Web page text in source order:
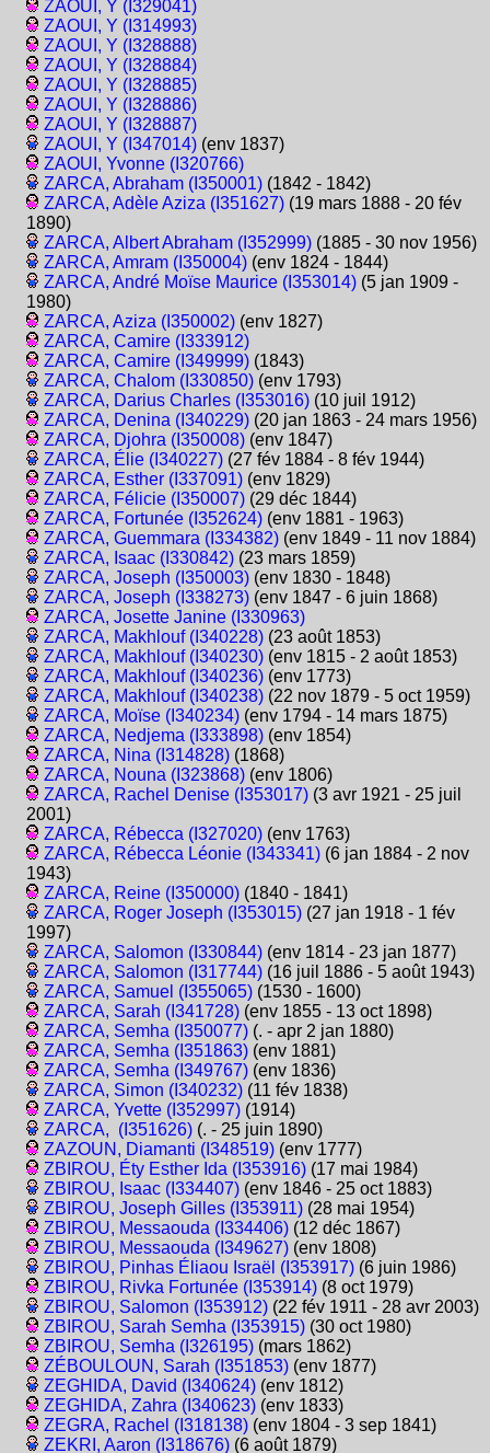
ZAOUI, Y (I329041)
ZAOUI, Y (I314993)
ZAOUI, Y (I328888)
ZAOUI, Y (I328884)
ZAOUI, Y (I328885)
ZAOUI, Y (I328886)
ZAOUI, Y (I328887)
ZAOUI, Y (I347014) (env 1837)
ZAOUI, Yvonne (I320766)
ZARCA, Abraham (I350001) (1842 - 1842)
ZARCA, Adèle Aziza (I351627) (19 mars 1888 - 20 fév
1890)
ZARCA, Albert Abraham (I352999) (1885 - 30 nov 1956)
ZARCA, Amram (I350004) (env 1824 - 1844)
ZARCA, André Moïse Maurice (I353014) (5 jan 1909 -
1980)
ZARCA, Aziza (I350002) (env 1827)
ZARCA, Camire (I333912)
ZARCA, Camire (I349999) (1843)
ZARCA, Chalom (I330850) (env 1793)
ZARCA, Darius Charles (I353016) (10 juil 1912)
ZARCA, Denina (I340229) (20 jan 1863 - 24 mars 1956)
ZARCA, Djohra (I350008) (env 1847)
ZARCA, Élie (I340227) (27 fév 1884 - 8 fév 1944)
ZARCA, Esther (I337091) (env 1829)
ZARCA, Félicie (I350007) (29 déc 1844)
ZARCA, Fortunée (I352624) (env 1881 - 1963)
ZARCA, Guemmara (I334382) (env 1849 - 11 nov 1884)
ZARCA, Isaac (I330842) (23 mars 1859)
ZARCA, Joseph (I350003) (env 1830 - 1848)
ZARCA, Joseph (I338273) (env 1847 - 6 juin 1868)
ZARCA, Josette Janine (I330963)
ZARCA, Makhlouf (I340228) (23 août 1853)
ZARCA, Makhlouf (I340230) (env 1815 - 2 août 1853)
ZARCA, Makhlouf (I340236) (env 1773)
ZARCA, Makhlouf (I340238) (22 nov 1879 - 5 oct 1959)
ZARCA, Moïse (I340234) (env 1794 - 14 mars 1875)
ZARCA, Nedjema (I333898) (env 1854)
ZARCA, Nina (I314828) (1868)
ZARCA, Nouna (I323868) (env 1806)
ZARCA, Rachel Denise (I353017) (3 avr 1921 - 25 juil
2001)
ZARCA, Rébecca (I327020) (env 1763)
ZARCA, Rébecca Léonie (I343341) (6 jan 1884 - 2 nov
1943)
ZARCA, Reine (I350000) (1840 - 1841)
ZARCA, Roger Joseph (I353015) (27 jan 1918 - 1 fév
1997)
ZARCA, Salomon (I330844) (env 1814 - 23 jan 1877)
ZARCA, Salomon (I317744) (16 juil 1886 - 5 août 1943)
ZARCA, Samuel (I355065) (1530 - 1600)
ZARCA, Sarah (I341728) (env 1855 - 13 oct 1898)
ZARCA, Semha (I350077) (. - apr 2 jan 1880)
ZARCA, Semha (I351863) (env 1881)
ZARCA, Semha (I349767) (env 1836)
ZARCA, Simon (I340232) (11 fév 1838)
ZARCA, Yvette (I352997) (1914)
ZARCA, (I351626) (. - 25 juin 1890)
ZAZOUN, Diamanti (I348519) (env 1777)
ZBIROU, Éty Esther Ida (I353916) (17 mai 1984)
ZBIROU, Isaac (I334407) (env 1846 - 25 oct 1883)
ZBIROU, Joseph Gilles (I353911) (28 mai 1954)
ZBIROU, Messaouda (I334406) (12 déc 1867)
ZBIROU, Messaouda (I349627) (env 1808)
ZBIROU, Pinhas Éliaou Israël (I353917) (6 juin 1986)
ZBIROU, Rivka Fortunée (I353914) (8 oct 1979)
ZBIROU, Salomon (I353912) (22 fév 1911 - 28 avr 2003)
ZBIROU, Sarah Semha (I353915) (30 oct 1980)
ZBIROU, Semha (I326195) (mars 1862)
ZÉBOULOUN, Sarah (I351853) (env 1877)
ZEGHIDA, David (I340624) (env 1812)
ZEGHIDA, Zahra (I340623) (env 1833)
ZEGRA, Rachel (I318138) (env 1804 - 3 sep 1841)
ZEKRI, Aaron (I318676) (6 août 1879)